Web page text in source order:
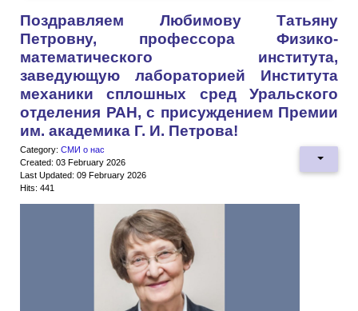
Поздравляем Любимову Татьяну
Петровну, профессора Физико-
математического института,
заведующую лабораторией Института
механики сплошных сред Уральского
отделения РАН, с присуждением Премии
им. академика Г. И. Петрова!
Category: СМИ о нас
Created: 03 February 2026
Last Updated: 09 February 2026
Hits: 441